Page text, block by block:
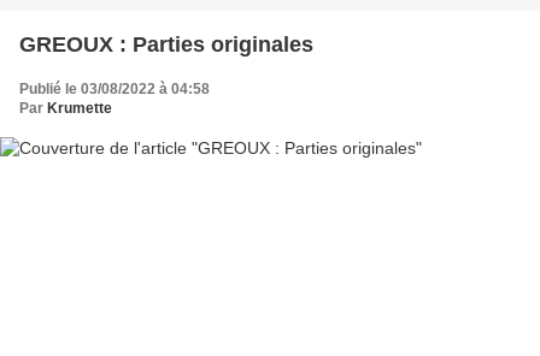
GREOUX : Parties originales
Publié le 03/08/2022 à 04:58
Par Krumette